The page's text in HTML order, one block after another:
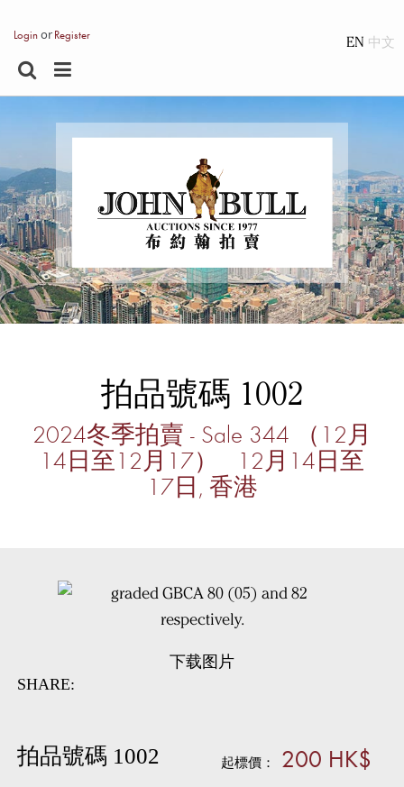
Loginor Register EN
拍品號碼 1002
2024冬季拍賣 - Sale 344 （12月
14日至12月17） 12月14日至
17日, 香港
下载图片
SHARE:
拍品號碼 1002 起標價： 200 HK$